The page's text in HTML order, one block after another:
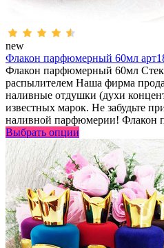
new
Флакон парфюмерный 60мл
Флакон парфюмерный 60мл
распылителем Наша фирма
наливные отдушки (духи
известных марок. Не забудьте
наливной парфюмерии! Флакон
Выбрать опции